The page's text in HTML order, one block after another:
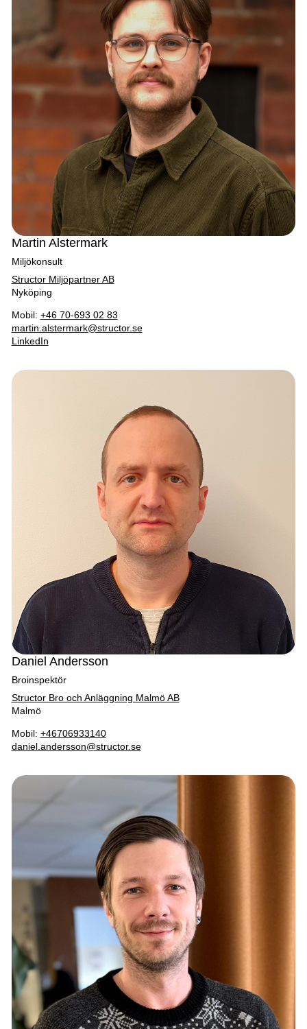
Martin Alstermark
Miljökonsult
Structor Miljöpartner AB
Nyköping
Mobil: +46 70-693 02 83
martin.alstermark@structor.se
LinkedIn
Daniel Andersson
Broinspektör
Structor Bro och Anläggning Malmö AB
Malmö
Mobil: +46706933140
daniel.andersson@structor.se